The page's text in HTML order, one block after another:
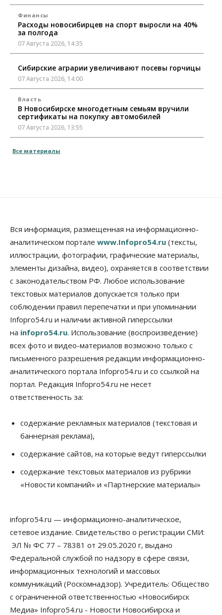
Финансы
Расходы новосибирцев на спорт выросли на 40%
за полгода
07 Августа 2026, 14:35
Сибирские аграрии увеличивают посевы горчицы
07 Августа 2026, 14:00
Власть
В Новосибирске многодетным семьям вручили
сертификаты на покупку автомобилей
07 Августа 2026, 13:55
Треть автовладельцев в Новосибирской области
07 Августа 2026, 12:35
Общество
Синоптики рассказали о погоде в Новосибирске
на выходных
07 Августа 2026, 12:00
Жители Новосибирска смогут добровольно
повысить свою пенсию
07 Августа 2026, 11:30
Общество
Деньгами будут распоряжаться дети: в десяти
школах Новосибирской области введут
инициативное бюджетирование
07 Августа 2026, 11:00
заключили под стражу
07 Августа 2026, 10:15
Общество
Новосибирской области, но режима ЧС не будет
07 Августа 2026, 10:00
выстраивают системы защиты от атак БПЛА
07 Августа 2026, 09:00
По «Сибэлектротерму» выдали исполнительные
листы на полмиллиарда рублей
07 Августа 2026, 08:00
Бизнес Власть Медицина Общество
Искусственный интеллект предлагают
Все материалы
Вся информация, размещенная на информационно-
аналитическом портале www.Infopro54.ru (тексты,
иллюстрации, фотографии, графические материалы,
элементы дизайна, видео), охраняется в соответствии
с законодательством РФ. Любое использование
текстовых материалов допускается только при
соблюдении правил перепечатки и при упоминании
Infopro54.ru и наличии активной гиперссылки
на infopro54.ru. Использование (воспроизведение)
всех фото и видео-материалов возможно только с
письменного разрешения редакции информационно-
аналитического портала Infopro54.ru и со ссылкой на
портал. Редакция Infopro54.ru не несет
ответственность за:
содержание рекламных материалов (текстовая и
баннерная реклама),
содержание сайтов, на которые ведут гиперссылки
содержание текстовых материалов из рубрики
«Новости компаний» и «Партнерские материалы»
infopro54.ru — информационно-аналитическое,
сетевое издание. Свидетельство о регистрации СМИ:
ЭЛ № ФС 77 – 78381 от 29.05.2020 г, выдано
Федеральной службой по надзору в сфере связи,
информационных технологий и массовых
коммуникаций (Роскомнадзор). Учредитель: Общество
с ограниченной ответственностью «Новосибирск
Медиа» Infopro54.ru - Новости Новосибирска и